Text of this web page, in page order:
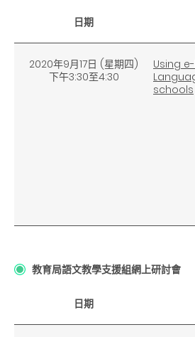
日期
2020年9月17日 (星期四)
下午3:30至4:30
Using
schools
教育局語文教學支援組網上研討會
日期